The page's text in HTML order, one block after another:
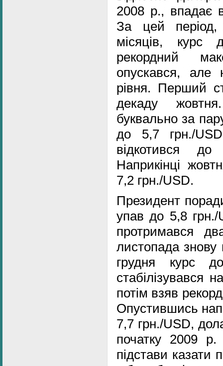
2008 р., впадає
За цей
місяців, курс
рекордний
опускався, але
рівня. Перший
декаду
буквально за
до 5,7 грн./
відкотився
Наприкінці
7,2 грн./USD.
Президент
упав до 5,8 грн./
протримався
листопада знову
грудня курс
стабілізувався
потім взяв
Опустившись
7,7 грн./USD,
початку 2009
підстави казати